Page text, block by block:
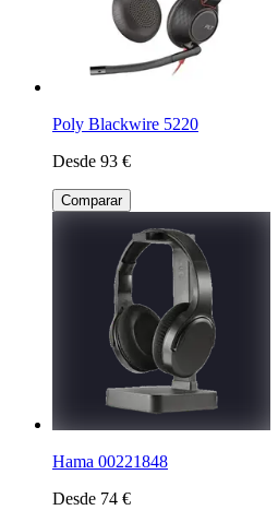
Poly Blackwire 5220
Desde 93 €
Comparar
Hama 00221848
Desde 74 €